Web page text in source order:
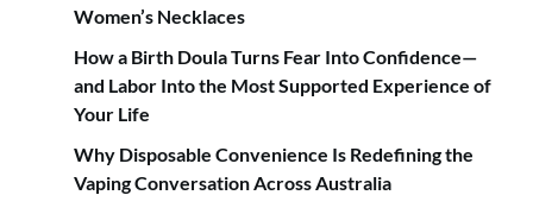
Women’s Necklaces
How a Birth Doula Turns Fear Into Confidence—
and Labor Into the Most Supported Experience of
Your Life
Why Disposable Convenience Is Redefining the
Vaping Conversation Across Australia